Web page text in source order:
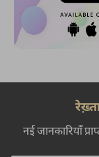
नई जानकारियाँ